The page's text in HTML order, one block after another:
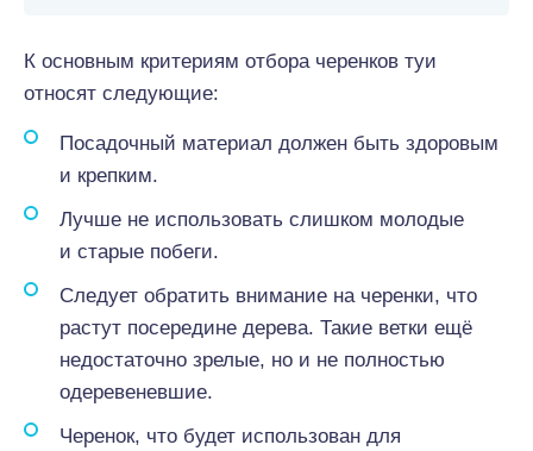
К основным критериям отбора черенков туи
относят следующие:
Посадочный материал должен быть здоровым
и крепким.
Лучше не использовать слишком молодые
и старые побеги.
Следует обратить внимание на черенки, что
растут посередине дерева. Такие ветки ещё
недостаточно зрелые, но и не полностью
одеревеневшие.
Черенок, что будет использован для